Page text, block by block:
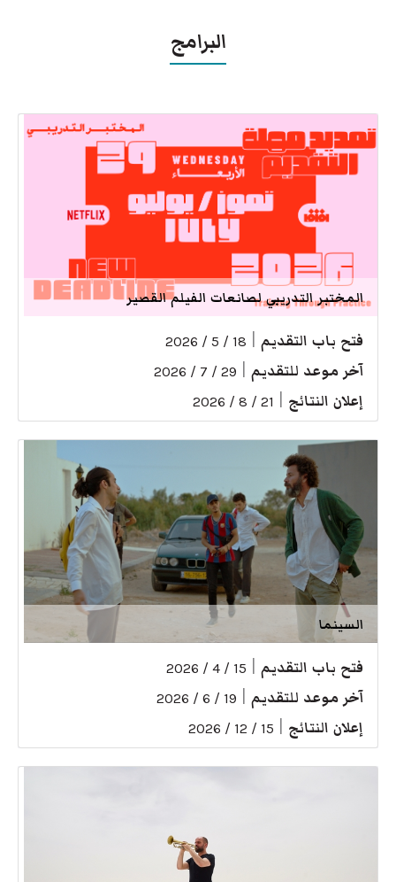
البرامج
المختبر التدريبي لصانعات الفيلم القصير
فتح باب التقديم 18 / 5 / 2026
آخر موعد للتقديم 29 / 7 / 2026
إعلان النتائج 21 / 8 / 2026
السينما
فتح باب التقديم 15 / 4 / 2026
آخر موعد للتقديم 19 / 6 / 2026
إعلان النتائج 15 / 12 / 2026